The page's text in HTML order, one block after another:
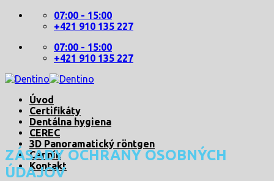
Skip
07:00 - 15:00
+421 910 135 227
07:00 - 15:00
+421 910 135 227
Úvod
Certifikáty
Dentálna hygiena
CEREC
3D Panoramatický röntgen
Cenník
Kontakt
ZÁSADY OCHRANY OSOBNÝCH
ÚDAJOV